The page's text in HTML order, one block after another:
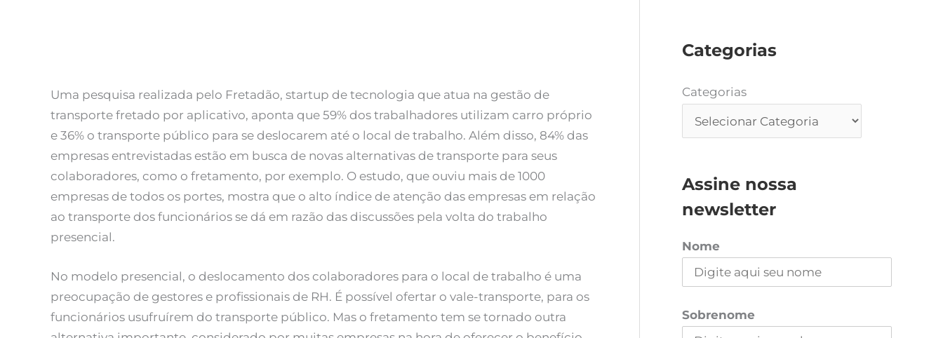
Uma pesquisa realizada pelo Fretadão, startup de tecnologia que atua na gestão de
transporte fretado por aplicativo, aponta que 59% dos trabalhadores utilizam carro próprio
e 36% o transporte público para se deslocarem até o local de trabalho. Além disso, 84% das
empresas entrevistadas estão em busca de novas alternativas de transporte para seus
colaboradores, como o fretamento, por exemplo. O estudo, que ouviu mais de 1000
empresas de todos os portes, mostra que o alto índice de atenção das empresas em relação
ao transporte dos funcionários se dá em razão das discussões pela volta do trabalho
presencial.
No modelo presencial, o deslocamento dos colaboradores para o local de trabalho é uma
preocupação de gestores e profissionais de RH. É possível ofertar o vale-transporte, para os
funcionários usufruírem do transporte público. Mas o fretamento tem se tornado outra
Categorias
Categorias
Assine nossa
newsletter
Nome
Sobrenome